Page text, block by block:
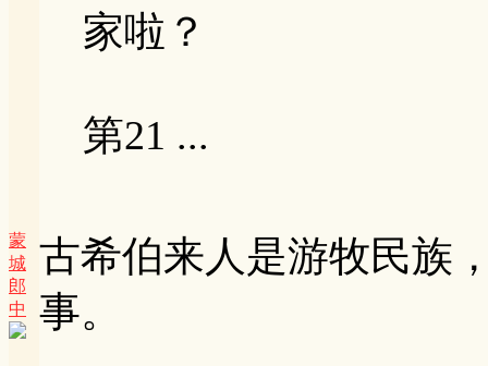
蒙
城
郎
中
家啦？
第21 ...
古希伯来人是游牧民族
事。